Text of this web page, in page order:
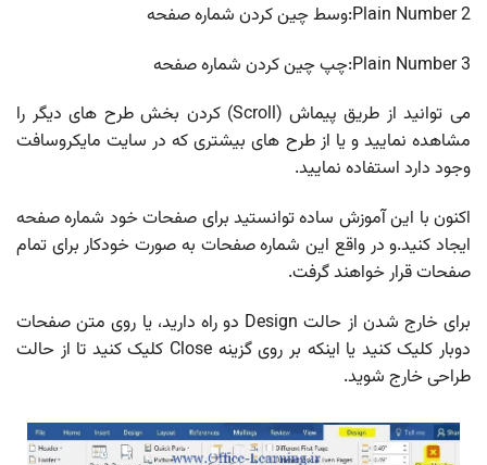
Plain Number 2:وسط چین کردن شماره صفحه
Plain Number 3:چپ چین کردن شماره صفحه
می توانید از طریق پیماش (Scroll) کردن بخش طرح های دیگر را
مشاهده نمایید و یا از طرح های بیشتری که در سایت مایکروسافت
وجود دارد استفاده نمایید.
اکنون با این آموزش ساده توانستید برای صفحات خود شماره صفحه
ایجاد کنید.و در واقع این شماره صفحات به صورت خودکار برای تمام
صفحات قرار خواهند گرفت.
برای خارج شدن از حالت Design دو راه دارید، یا روی متن صفحات
دوبار کلیک کنید یا اینکه بر روی گزینه Close کلیک کنید تا از حالت
طراحی خارج شوید.